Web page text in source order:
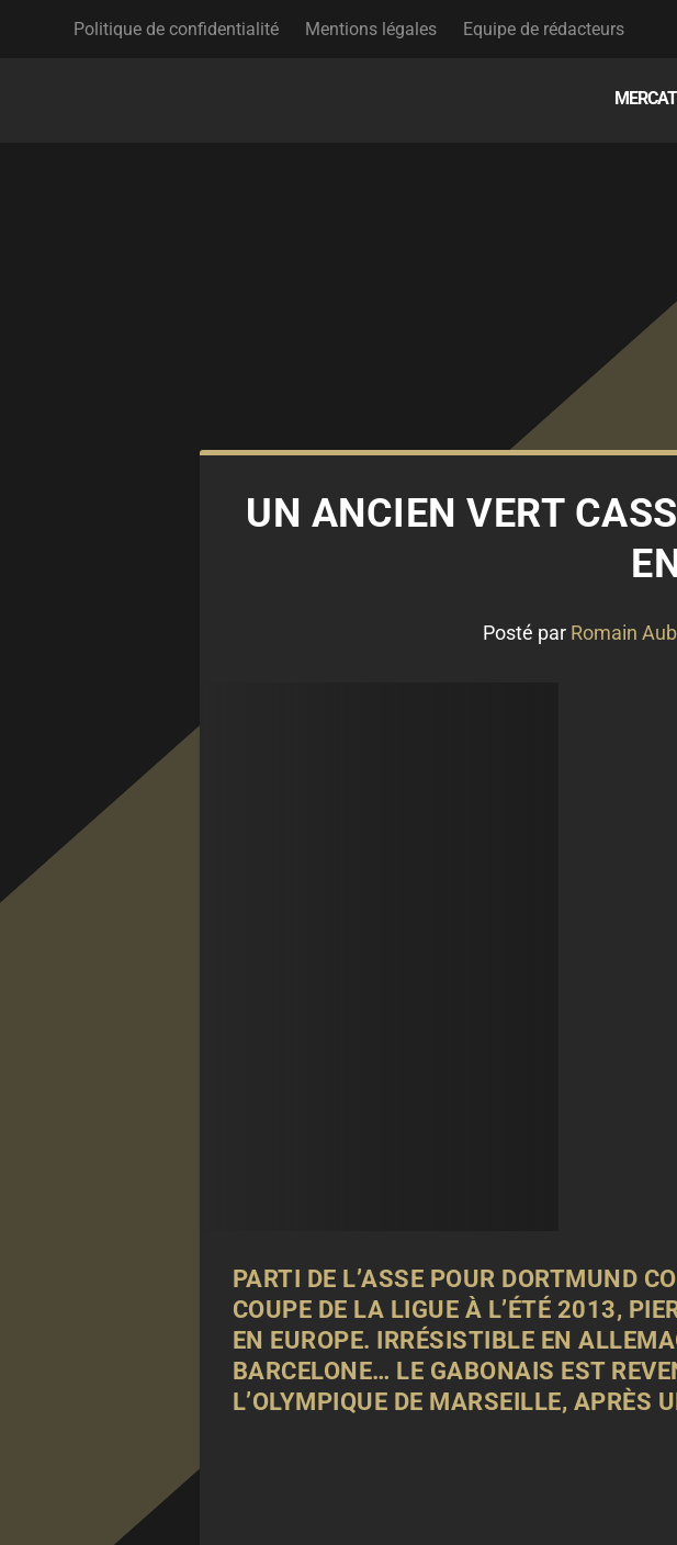
Politique de confidentialité Mentions légales Equipe de rédacteurs
UN ANCIEN VERT
Posté par Romain
PARTI DE L’ASSE POUR DORTMUND
COUPE DE LA LIGUE À L’ÉTÉ 2013,
EN EUROPE. IRRÉSISTIBLE EN
BARCELONE… LE GABONAIS EST
L’OLYMPIQUE DE MARSEILLE, APRÈS